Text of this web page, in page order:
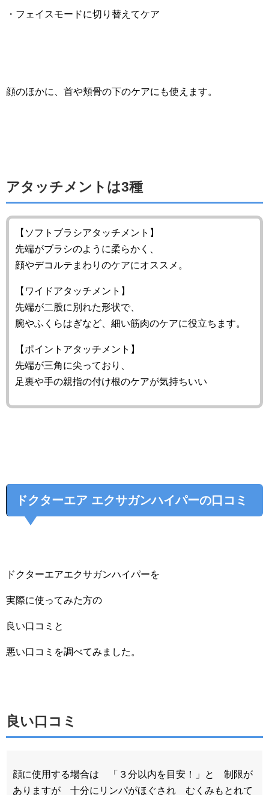
・フェイスモードに切り替えてケア
顔のほかに、首や頬骨の下のケアにも使えます。
アタッチメントは3種
【ソフトブラシアタッチメント】
先端がブラシのように柔らかく、
顔やデコルテまわりのケアにオススメ。
【ワイドアタッチメント】
先端が二股に別れた形状で、
腕やふくらはぎなど、細い筋肉のケアに役立ちます。
【ポイントアタッチメント】
先端が三角に尖っており、
足裏や手の親指の付け根のケアが気持ちいい
ドクターエア エクサガンハイパーの口コミ
ドクターエアエクサガンハイパーを
実際に使ってみた方の
良い口コミと
悪い口コミを調べてみました。
良い口コミ
顔に使用する場合は 「３分以内を目安！」と 制限が
ありますが 十分にリンパがほぐされ むくみもとれて